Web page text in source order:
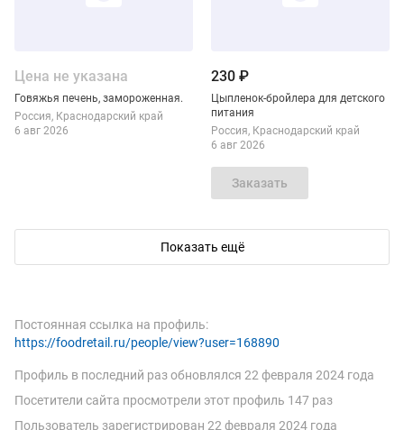
Цена не указана
Говяжья печень, замороженная.
Россия Краснодарский край
6 авг 2026
230 ₽
Цыпленок-бройлера для детского
питания
Россия Краснодарский край
6 авг 2026
Заказать
Цена не указана
Тушку цыпленка-бройлера для
Смотреть объявление
Цена не указана
Закупаем зам. тушку цыпленка-
Смотреть объявление
Показать ещё
Постоянная ссылка на профиль:
https://foodretail.ru/people/view?user=168890
Профиль в последний раз обновлялся 22 февраля 2024 года
Посетители сайта просмотрели этот профиль 147 раз
Пользователь зарегистрирован 22 февраля 2024 года